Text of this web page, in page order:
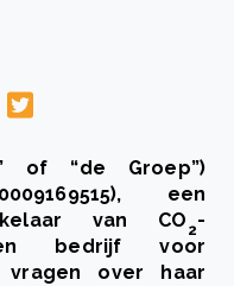
of “de Groep”)
een
van CO 2-
bedrijf voor
vragen over haar